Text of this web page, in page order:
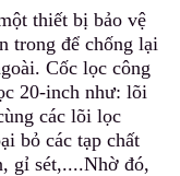
thiết bị bảo vệ
trong để chống lại
Cốc lọc công
20-inch như: lõi
các lõi lọc
bỏ các tạp chất
gỉ sét,....Nhờ đó,